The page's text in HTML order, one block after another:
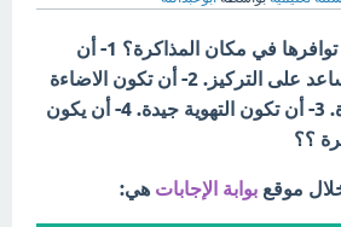
عدد الشروط الواجب توافرها في مكان المذاكرة؟ 1- أن
يكون المكان هادئا ليساعد على التركيز. 2- أن تكون الاضاءة
جيدة مناسبة للمذاكرة. 3- أن تكون التهوية جيدة. 4- أن يكون
؟؟
موقع بوابة الإجابات هي: